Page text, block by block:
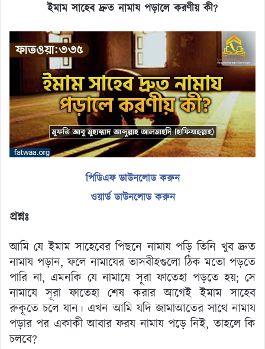
ইমাম সাহেব দ্রুত নামায পড়ালে করণীয় কী?
পিডিএফ ডাউনলোড করুন
ওয়ার্ড ডাউনলোড করুন
প্রশ্নঃ
আমি যে ইমাম সাহেবের পিছনে নামায পড়ি তিনি খুব দ্রুত
নামায পড়ান, ফলে নামাযের তাসবীহগুলো ঠিক মতো পড়তে
পারি না, এমনকি যে নামাযে সূরা ফাতেহা পড়তে হয়; সে
নামাযে সূরা ফাতেহা শেষ করার আগেই ইমাম সাহেব
রুকূতে চলে যান। এখন আমি যদি জামাআতের সাথে নামায
পড়ার পর একাকী আবার ফরয নামায পড়ে নিই, তাহলে কি
চলবে?